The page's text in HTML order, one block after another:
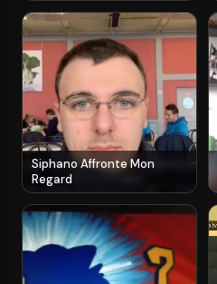
Siphano Affronte Mon
Regard